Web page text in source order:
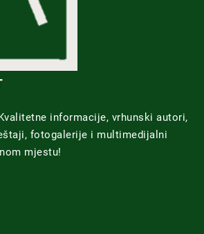
informacije, vrhunski autori,
fotogalerije i multimedijalni
mjestu!